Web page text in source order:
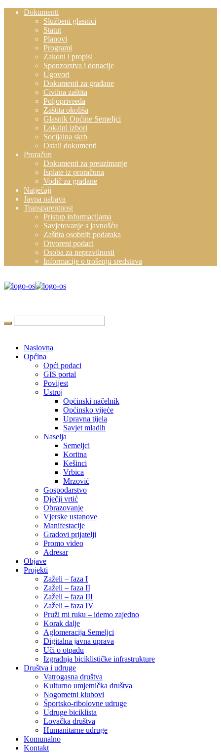
Dokumenti
Službeni glasnici
Statut
Planovi
Programi
Zakoni i propisi
Sponzorstva i donacije
Ugovori
Dokumenti za građane
Civilna zaštita
Poljoprivreda
Zaštita okoliša
Glasnik Općine Semeljci
Lokalni izbori
Socijalna skrb
Ostali dokumenti
Proračun
Dokumenti za preuzimanje
Isplate iz proračuna
Vodič za građane
Natječaji
Javna nabava
Transparentnost
Pristup informacijama
Savjetovanje s javnošću
Zaštita osobnih podataka
Otvoreni podaci
Osoba za nepravilnosti
Informacije o trošenju sredstava
Naslovna
Općina
Opći podaci
GIS portal
Povijest
Ustroj
Općinski načelnik
Općinsko vijeće
Upravna tijela
Savjet mladih
Naselja
Semeljci
Koritna
Kešinci
Vrbica
Mrzović
Gospodarstvo
Dječji vrtić
Obrazovanje
Vjerske ustanove
Manifestacije
Gradovi prijatelji
Promo video
Adresar
Objave
Projekti
Zaželi – faza I
Zaželi – faza II
Zaželi – faza III
Zaželi – faza IV
Pruži mi ruku – idemo zajedno
Korak dalje
Aglomeracija Semeljci
Digitalna javna uprava
Uči o otpadu
Izgradnja biciklističke infrastrukture
Društva i udruge
Vatrogasna društva
Kulturno umjetnička društva
Nogometni klubovi
Športsko-ribolovne udruge
Udruge biciklista
Lovačka društva
Humanitarne udruge
Komunalno
Kontakt